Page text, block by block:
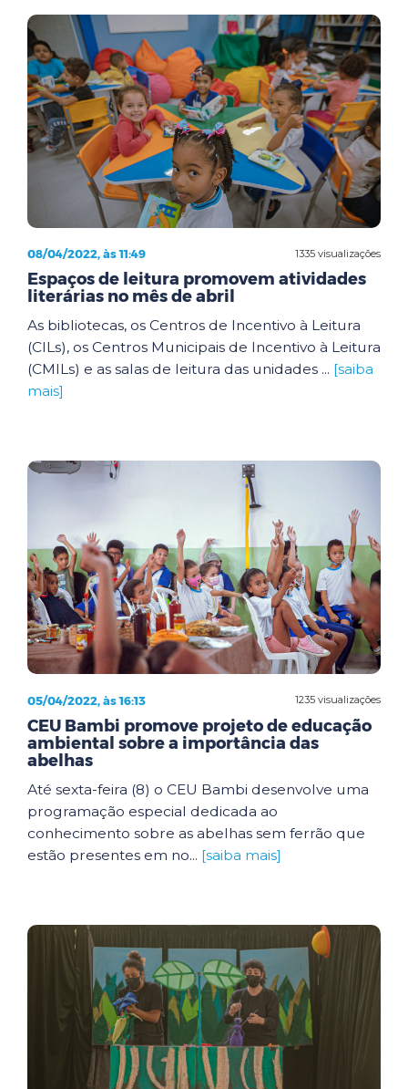
1335 visualizações
08/04/2022, às 11:49
Espaços de leitura promovem atividades
literárias no mês de abril
As bibliotecas, os Centros de Incentivo à Leitura
(CILs), os Centros Municipais de Incentivo à Leitura
(CMILs) e as salas de leitura das unidades ... [saiba
mais]
1235 visualizações
05/04/2022, às 16:13
CEU Bambi promove projeto de educação
ambiental sobre a importância das
abelhas
Até sexta-feira (8) o CEU Bambi desenvolve uma
programação especial dedicada ao
conhecimento sobre as abelhas sem ferrão que
estão presentes em no... [saiba mais]